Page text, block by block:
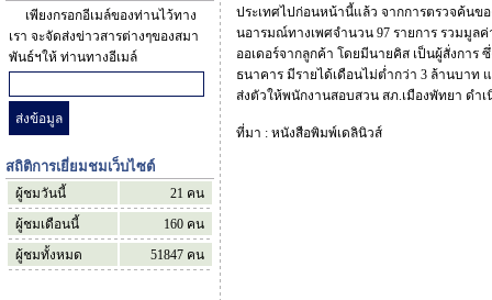
เพียงกรอกอีเมล์ของท่านไว้ทาง
เรา จะจัดส่งข่าวสารต่างๆของสมา
พันธ์ฯให้ ท่านทางอีเมล์
สถิติการเยี่ยมชมเว็บไซต์
ผู้ชมวันนี้ 21 คน
ผู้ชมเดือนนี้
160 คน
ผู้ชมทั้งหมด
51847 คน
ประเทศไปก่อนหน้านี้แล้ว จากการตรวจค้นข
นอารมณ์ทางเพศจำนวน 97 รายการ รวมมูล
ออเดอร์จากลูกค้า โดยมีนายคิส เป็นผู้สั่งกา
ธนาคาร มีรายได้เดือนไม่ต่ำกว่า 3 ล้านบาท
ส่งตัวให้พนักงานสอบสวน สภ.เมืองพัทยา ดำ
ที่มา : หนังสือพิมพ์เดลินิวส์